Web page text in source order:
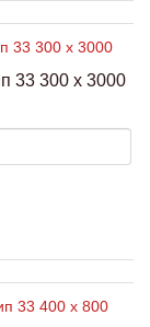
33 300 x 3000